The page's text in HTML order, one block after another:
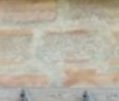
Contact
Nos activités